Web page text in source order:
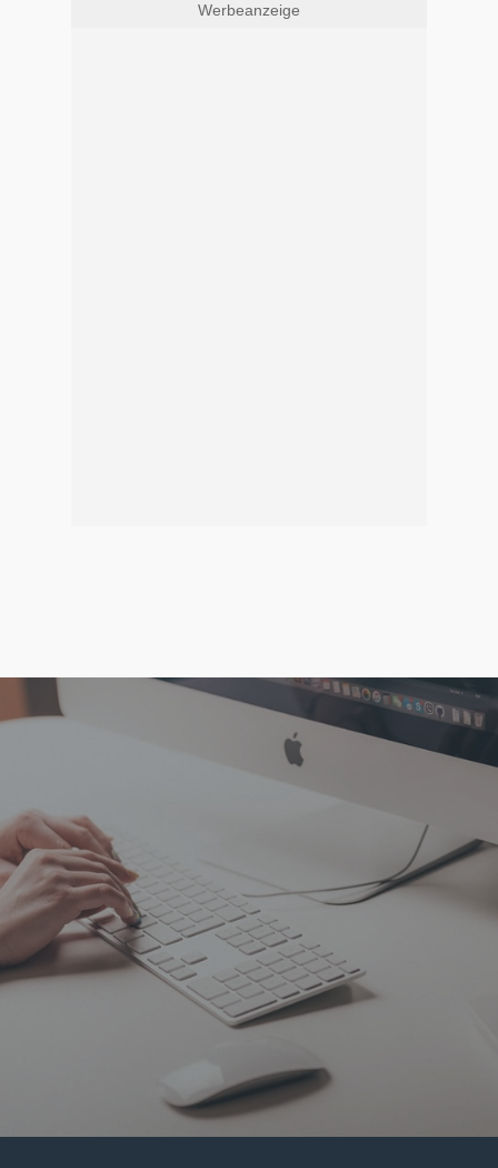
Werbeanzeige